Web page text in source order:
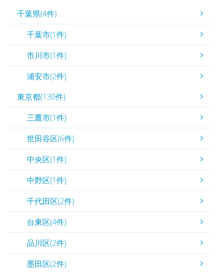
千葉県(4件)
千葉市(1件)
市川市(1件)
浦安市(2件)
東京都(130件)
三鷹市(1件)
世田谷区(6件)
中央区(1件)
中野区(1件)
千代田区(2件)
台東区(4件)
品川区(2件)
墨田区(2件)